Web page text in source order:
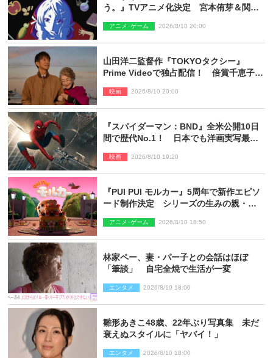
う。』TVアニメ化決定 宮本侑芽＆関根
アニメ･ゲーム 2026/8/10 20:00
山田洋二監督作『TOKYOタクシー』
Prime Videoで独占配信！ 倍賞千恵子×
映画 2026/8/10 20:00
『スパイダーマン：BND』全米公開10日
間で歴代No.1！ 日本でも洋画実写最速
映画 2026/8/10 19:20
『PUI PUI モルカー』5周年で新作エピソ
ード制作決定 シリーズの生みの親・見
アニメ･ゲーム 2026/8/10 18:50
林家ペー、妻・パー子との会話はほぼ
「筆談」 自宅全焼で生活が一変
エンタメ 2026/8/10 18:00
雛形あきこ48歳、22年ぶり写真集 未だ
衰えぬスタイルに「ヤバイ！」
エンタメ 2026/8/10 18:00